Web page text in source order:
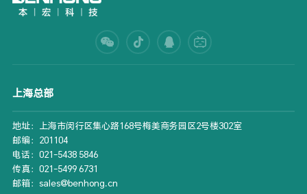
上海总部
地址：上海市闵行区集心路168号梅美商务园区2号楼302室
邮编：201104
电话：021-5438 5846
传真：021-5499 6731
邮箱：sales@benhong.cn